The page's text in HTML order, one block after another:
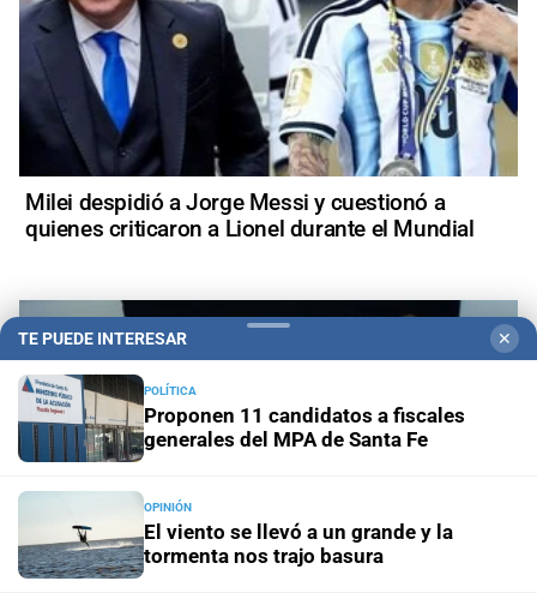
Milei despidió a Jorge Messi y cuestionó a
quienes criticaron a Lionel durante el Mundial
TE PUEDE INTERESAR ✕
POLÍTICA
Proponen 11 candidatos a fiscales
generales del MPA de Santa Fe
OPINIÓN
El viento se llevó a un grande y la
tormenta nos trajo basura